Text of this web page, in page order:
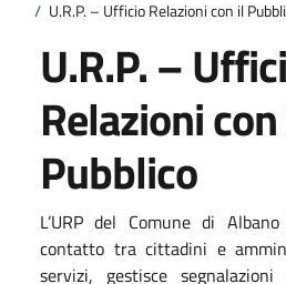
/ U.R.P. – Ufficio Relazioni con il
U.R.P. –
Relazioni
Pubblico
L’URP del Comune di
contatto tra cittadini e
servizi, gestisce